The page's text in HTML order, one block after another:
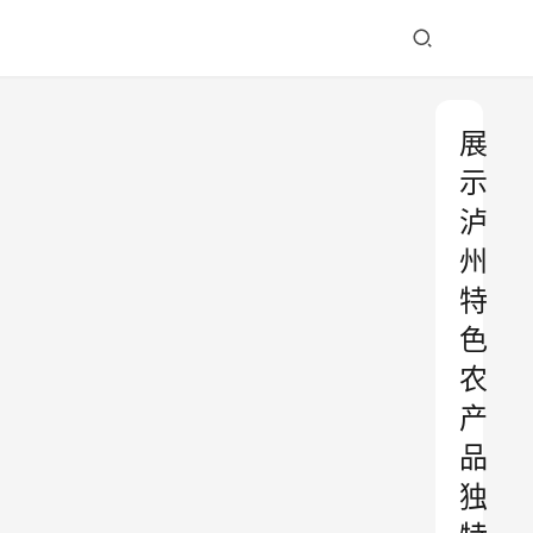
展
示
泸
州
特
色
农
产
品
独